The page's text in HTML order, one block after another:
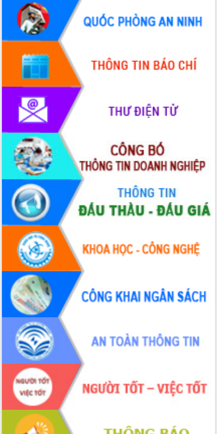
Thứ trưởng Bộ Y tế làm việc với tỉnh
Đắk Lắk về phát triển nhân lực y tế
cho trạm y tế cấp xã
Du lịch Đắk Lắk nâng tầm trải nghiệm
du khách thông qua Hệ thống cơ sở dữ
liệu và Bản đồ số
Tập huấn ứng dụng trí tuệ nhân tạo (AI)
trong thương mại điện tử năm 2026
Đoàn đại biểu Quốc hội tỉnh Đắk Lắk
trao đổi thông tin trước Kỳ họp thứ
nhất, Quốc hội khóa XVI
Quyết liệt cải cách hành chính, khơi
thông nguồn lực phát triển
Nâng cao hiệu lực, hiệu quả HĐND
tỉnh thông qua hiện đại hóa hành chính
Xã Ea Phê gắn cải cách hành chính với
chuyển đổi số
Phó Chủ tịch Thường trực UBND tỉnh
Hồ Thị Nguyên Thảo làm việc tại Trung
tâm Phục vụ hành chính công xã Ea
Phê
Xây dựng nền hành chính số đồng
hành cùng nông dân dân, doanh nghiệp
Giai đoạn 2026-2030, Đắk Lắk phấn
đấu có 77% xã đạt chuẩn nông thôn
mới
Chuyển đổi số 'mở đường' cho nông
nghiệp Đắk Lắk tăng trưởng bứt phá
Triển khai đồng bộ đo đạc, lập hồ sơ
địa chính, hoàn thiện cơ sở dữ liệu đất
Ứng dụng sinh trắc học - Bước tiến
trong hành trình chuyển đổi số tại Đắk
Đắk Lắk nâng cao hiệu quả công tác
Đảng từ Sổ tay đảng viên điện tử
Đắk Lắk đẩy mạnh nuôi biển công
nghệ, hướng tới phát triển thủy sản
bền vững
Tập huấn nâng cao năng lực triển khai
chuyển đổi số cho cán bộ, công chức